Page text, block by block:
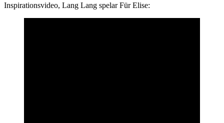
Inspirationsvideo, Lang Lang spelar Für Elise: